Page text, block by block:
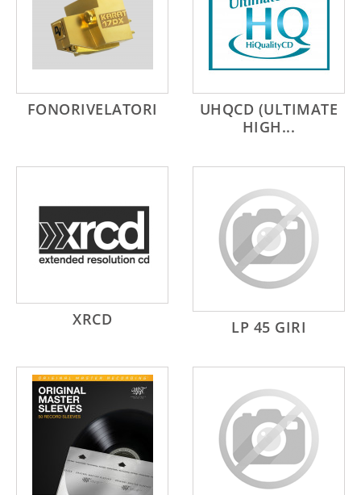
FONORIVELATORI
UHQCD (ULTIMATE
HIGH...
XRCD LP 45 GIRI